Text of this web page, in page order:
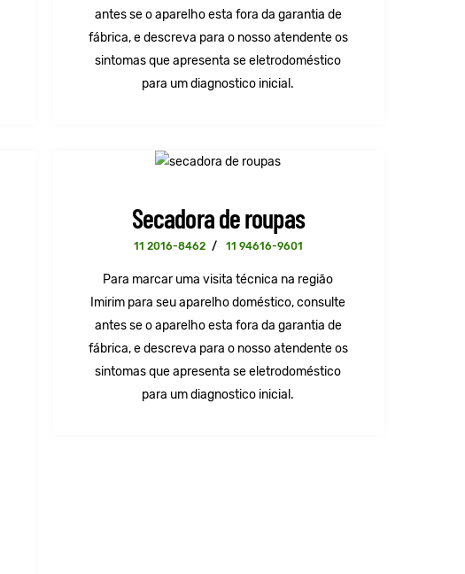
antes se o aparelho esta fora da garantia de
fábrica, e descreva para o nosso atendente os
sintomas que apresenta se eletrodoméstico
para um diagnostico inicial.
Secadora de roupas
11 2016-8462 / 11 94616-9601
Para marcar uma visita técnica na região
Imirim para seu aparelho doméstico, consulte
antes se o aparelho esta fora da garantia de
fábrica, e descreva para o nosso atendente os
sintomas que apresenta se eletrodoméstico
para um diagnostico inicial.